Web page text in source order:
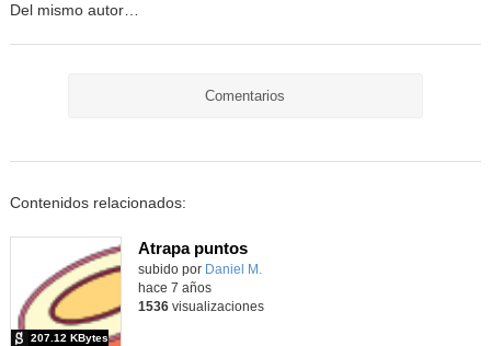
Del mismo autor…
Comentarios
Contenidos relacionados:
Atrapa puntos
Contenido educativo.
subido por Daniel M.
207.12 KBytes
hace 7 años
1536visualizaciones